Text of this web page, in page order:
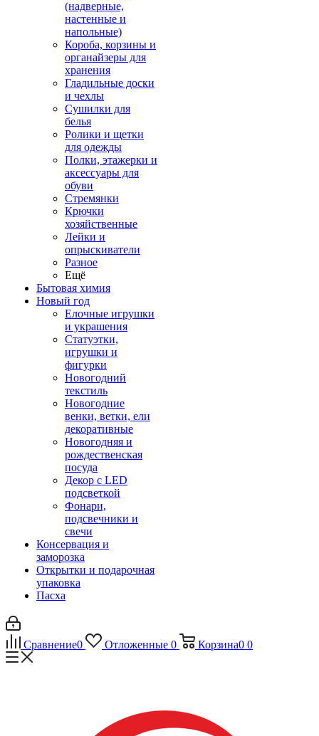
(надверные,
настенные и
напольные)
Короба, корзины и
органайзеры для
хранения
Гладильные доски
и чехлы
Сушилки для
белья
Ролики и щетки
для одежды
Полки, этажерки и
аксессуары для
обуви
Стремянки
Крючки
хозяйственные
Лейки и
опрыскиватели
Разное
Ещё
Бытовая химия
Новый год
Елочные игрушки
и украшения
Статуэтки,
игрушки и
фигурки
Новогодний
текстиль
Новогодние
венки, ветки, ели
декоративные
Новогодняя и
рождественская
посуда
Декор с LED
подсветкой
Фонари,
подсвечники и
свечи
Консервация и
заморозка
Открытки и подарочная
упаковка
Пасха
Сравнение0 Отложенные 0 Корзина0 0